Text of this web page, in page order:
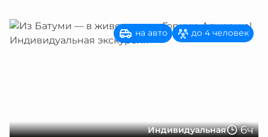
Индивидуальная 6ч
на авто до 4 человек